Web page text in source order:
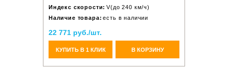
Индекс скорости: V(до 240 км/ч)
Наличие товара: есть в наличии
22 771 руб./шт.
КУПИТЬ В 1 КЛИК В КОРЗИНУ